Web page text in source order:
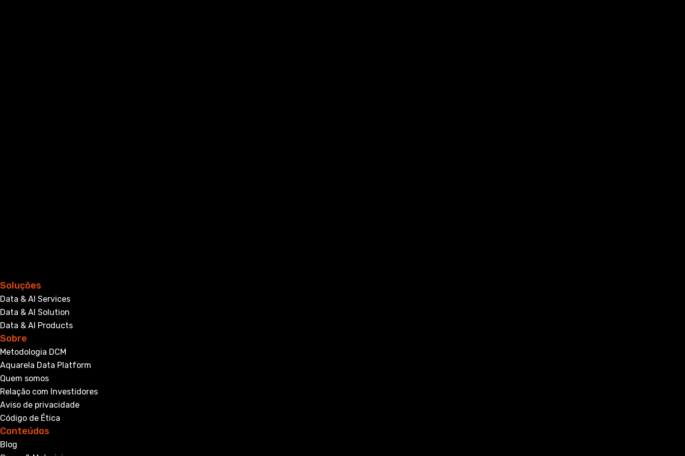
Soluções
Data & AI Services
Data & AI Solution
Data & AI Products
Sobre
Metodologia DCM
Aquarela Data Platform
Quem somos
Relação com Investidores
Aviso de privacidade
Código de Ética
Conteúdos
Blog